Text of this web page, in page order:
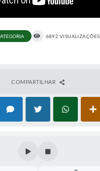
6892 VISUALIZAÇÕES
COMPARTILHAR